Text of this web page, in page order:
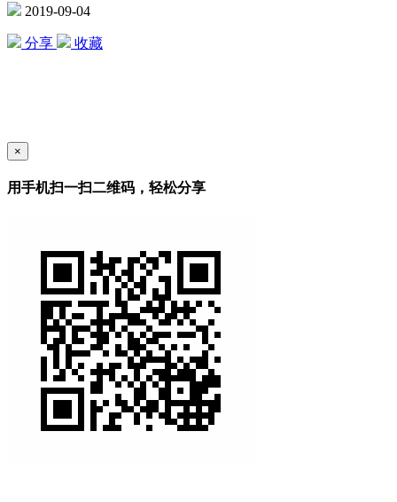
2019-09-04
分享 收藏
×
用手机扫一扫二维码，轻松分享